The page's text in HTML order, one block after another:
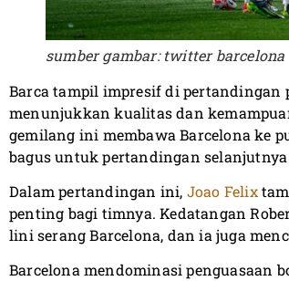
sumber gambar: twitter barcelona
Barca tampil impresif di pertandingan
menunjukkan kualitas dan
gemilang ini membawa Barcelona ke
bagus untuk pertandingan
Dalam pertandingan ini, Joao Felix
penting bagi timnya. Kedatangan
lini serang Barcelona, dan ia juga
Barcelona mendominasi penguasaan